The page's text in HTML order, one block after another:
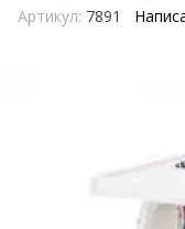
Артикул: 7891